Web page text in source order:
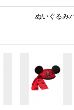
ぬいぐるみ